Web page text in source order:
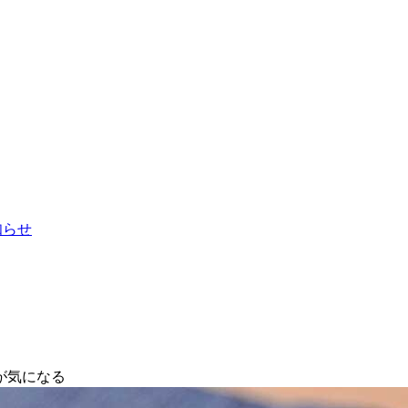
らせ
気になる